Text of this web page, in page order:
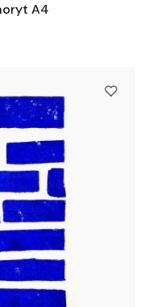
A4